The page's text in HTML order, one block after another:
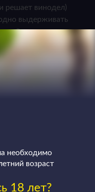
необходимо
возраст
18 лет?
решает винодел)
выдерживать
ёмкостях —
и белые, и
быть и
немного
полусладкими и